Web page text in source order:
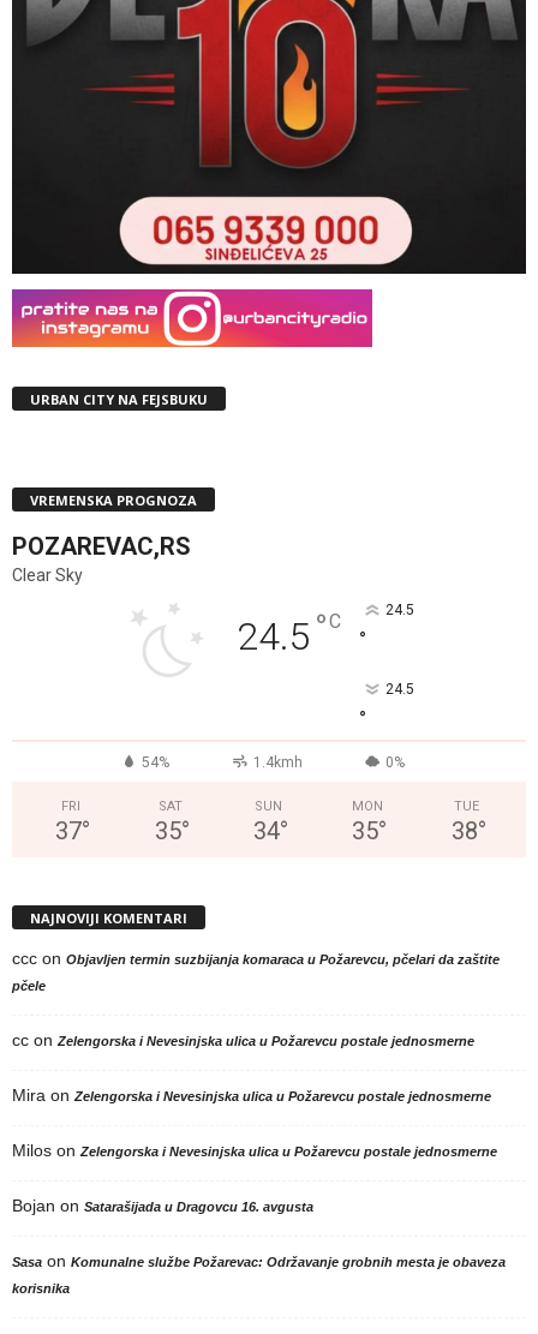
URBAN CITY NA FEJSBUKU
VREMENSKA PROGNOZA
POZAREVAC,RS
Clear Sky
24.5 °C 24.5
°
24.5
°
54% 1.4kmh 0%
FRI
37°
SAT
35°
SUN
34°
MON
35°
TUE
38°
NAJNOVIJI KOMENTARI
ccc on Objavljen termin suzbijanja komaraca u Požarevcu, pčelari da zaštite
pčele
cc onZelengorska i Nevesinjska ulica u Požarevcu postale jednosmerne
Mira onZelengorska i Nevesinjska ulica u Požarevcu postale jednosmerne
Milos onZelengorska i Nevesinjska ulica u Požarevcu postale jednosmerne
Bojan on Satarašijada u Dragovcu 16. avgusta
Sasa on Komunalne službe Požarevac: Održavanje grobnih mesta je obaveza
korisnika